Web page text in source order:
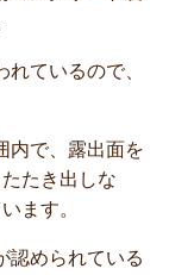
ているので、
内で、露出面を
たき出しな
ます。
認められている